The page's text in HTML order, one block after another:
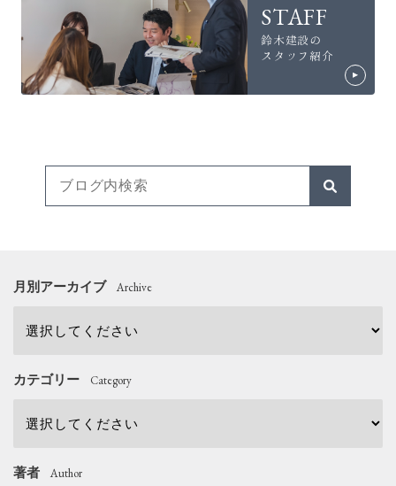
STAFF
鈴木建設の
スタッフ紹介
月別アーカイブ Archive
カテゴリー Category
著者 Author